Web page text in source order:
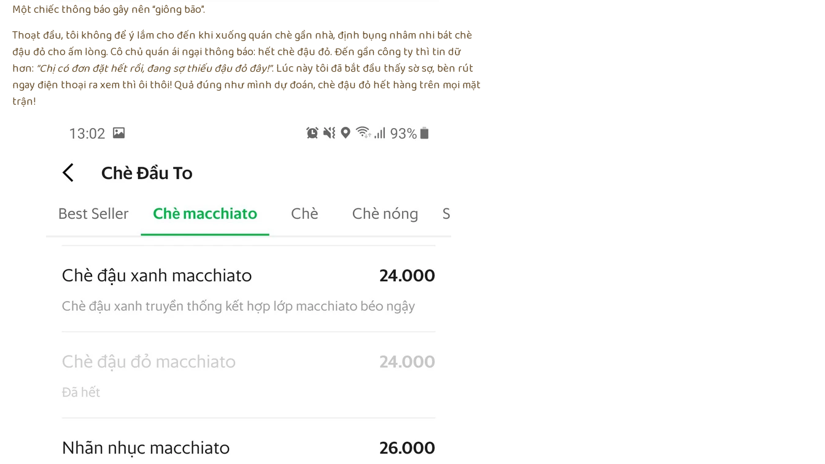
Một chiếc thông báo gây nên “giông bão”.
Thoạt đầu, tôi không để ý lắm cho đến khi xuống quán chè gần nhà, định bụng nhâm nhi bát chè
đậu đỏ cho ấm lòng. Cô chủ quán ái ngại thông báo: hết chè đậu đỏ. Đến gần công ty thì tin dữ
hơn: “Chị có đơn đặt hết rồi, đang sợ thiếu đậu đỏ đây!”. Lúc này tôi đã bắt đầu thấy sờ sợ, bèn rút
ngay điện thoại ra xem thì ôi thôi! Quả đúng như mình dự đoán, chè đậu đỏ hết hàng trên mọi mặt
trận!